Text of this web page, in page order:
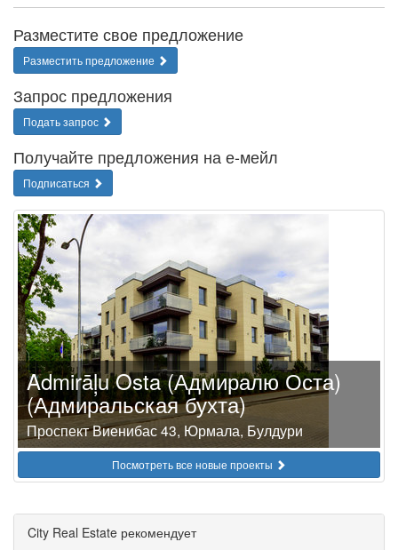
Разместите свое предложение
Разместить предложение
Запрос предложения
Подать запрос
Получайте предложения на е-мейл
Подписаться
Admirāļu Osta (Адмиралю Оста)
(Адмиральская бухта)
Проспект Виенибас 43, Юрмала, Булдури
Посмотреть все новые проекты
City Real Estate рекомендует